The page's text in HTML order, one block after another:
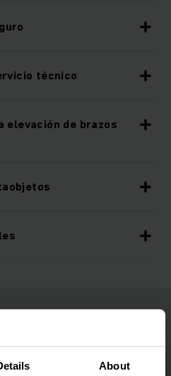
About
técnico
de brazos